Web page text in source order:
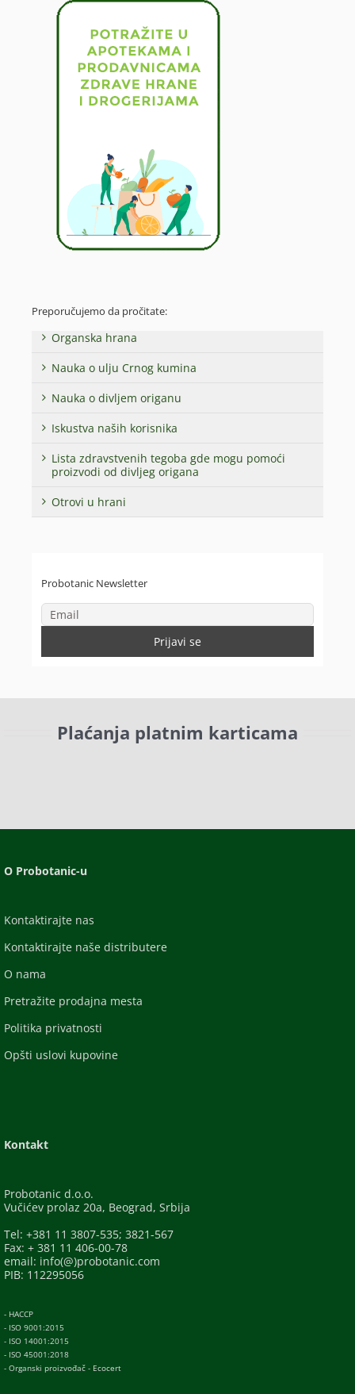
Preporučujemo da pročitate:
Organska hrana
Nauka o ulju Crnog kumina
Nauka o divljem origanu
Iskustva naših korisnika
Lista zdravstvenih tegoba gde mogu pomoći
proizvodi od divljeg origana
Otrovi u hrani
Probotanic Newsletter
Plaćanja platnim karticama
O Probotanic-u
Kontaktirajte nas
Kontaktirajte naše distributere
O nama
Pretražite prodajna mesta
Politika privatnosti
Opšti uslovi kupovine
Kontakt
Probotanic d.o.o.
Vučićev prolaz 20a, Beograd, Srbija
Tel: +381 11 3807-535; 3821-567
Fax: + 381 11 406-00-78
email: info(@)probotanic.com
PIB: 112295056
- HACCP
- ISO 9001:2015
- ISO 14001:2015
- ISO 45001:2018
- Organski proizvođač - Ecocert